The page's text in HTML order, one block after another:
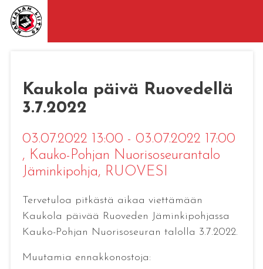
Kaukola päivä Ruovedellä
3.7.2022
03.07.2022 13:00 - 03.07.2022 17:00
, Kauko-Pohjan Nuorisoseurantalo
Jäminkipohja, RUOVESI
Tervetuloa pitkästä aikaa viettämään
Kaukola päivää Ruoveden Jäminkipohjassa
Kauko-Pohjan Nuorisoseuran talolla 3.7.2022.
Muutamia ennakkonostoja: